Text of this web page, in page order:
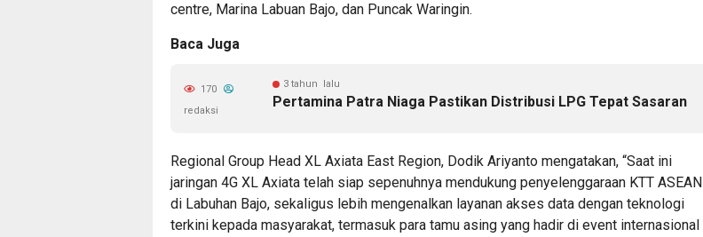
centre, Marina Labuan Bajo, dan Puncak Waringin.
Baca Juga
3 tahun lalu
Pertamina Patra Niaga Pastikan Distribusi LPG Tepat Sasaran
170
redaksi
Regional Group Head XL Axiata East Region, Dodik Ariyanto mengatakan, “Saat ini
jaringan 4G XL Axiata telah siap sepenuhnya mendukung penyelenggaraan KTT ASEAN
di Labuhan Bajo, sekaligus lebih mengenalkan layanan akses data dengan teknologi
terkini kepada masyarakat, termasuk para tamu asing yang hadir di event internasional